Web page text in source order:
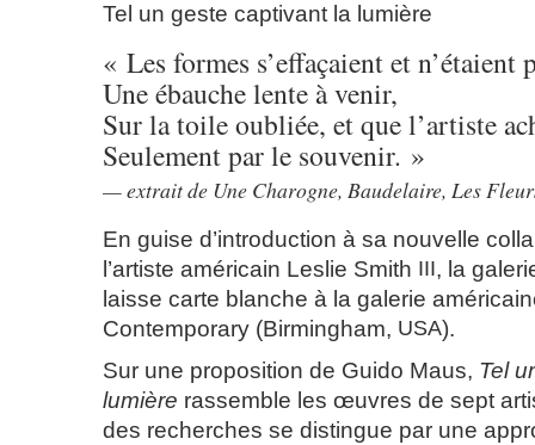
Tel un geste captivant la lumière
« Les formes s’effaçaient et n’étaient
Une ébauche lente à venir,
Sur la toile oubliée, et que l’artiste
Seulement par le souvenir. »
extrait de Une Charogne, Baudelaire, Les
En guise d’introduction à sa nouvelle
l’artiste américain Leslie Smith III, la
laisse carte blanche à la galerie
Contemporary (Birmingham, USA).
Sur une proposition de Guido Maus, Tel
lumière rassemble les œuvres de sept
des recherches se distingue par une